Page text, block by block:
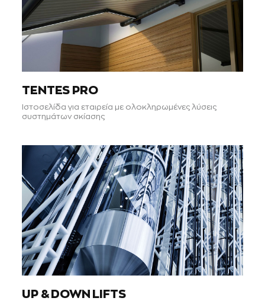
TENTES PRO
Ιστοσελίδα για εταιρεία με ολοκληρωμένες λύσεις
συστημάτων σκίασης
UP & DOWN LIFTS